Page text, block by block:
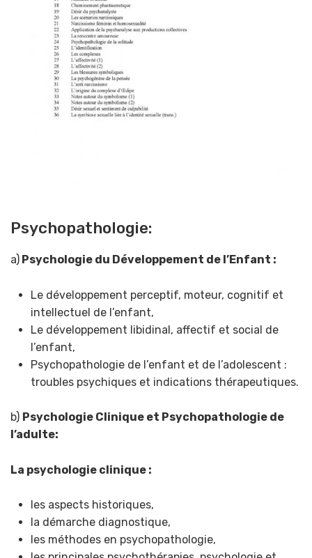
Psychopathologie:
a) Psychologie du Développement de l’Enfant :
Le développement perceptif, moteur, cognitif et
intellectuel de l’enfant,
Le développement libidinal, affectif et social de
l’enfant,
Psychopathologie de l’enfant et de l’adolescent :
troubles psychiques et indications thérapeutiques.
b) Psychologie Clinique et Psychopathologie de
l’adulte:
La psychologie clinique :
les aspects historiques,
la démarche diagnostique,
les méthodes en psychopathologie,